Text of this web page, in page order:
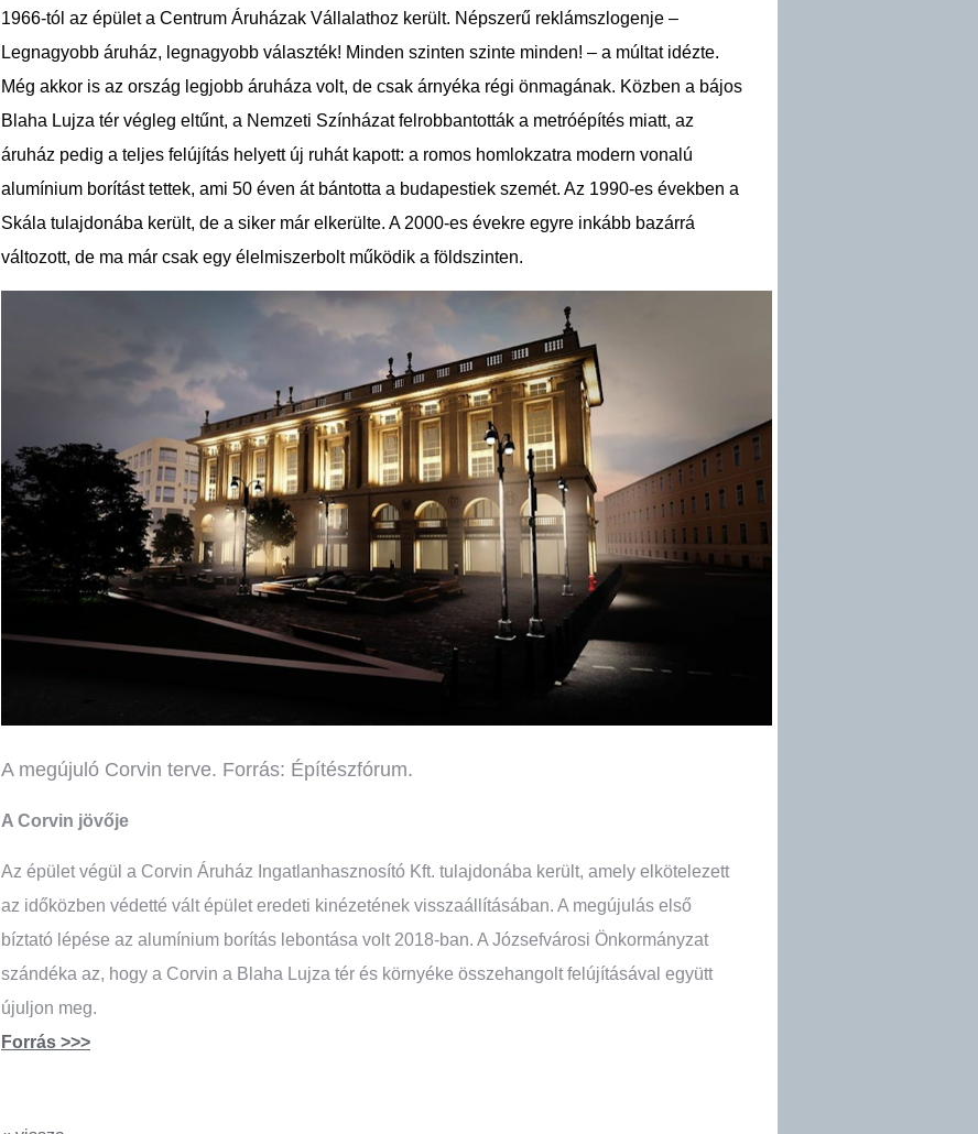
1966-tól az épület a Centrum Áruházak Vállalathoz került. Népszerű reklámszlogenje –
Legnagyobb áruház, legnagyobb választék! Minden szinten szinte minden! – a múltat idézte.
Még akkor is az ország legjobb áruháza volt, de csak árnyéka régi önmagának. Közben a bájos
Blaha Lujza tér végleg eltűnt, a Nemzeti Színházat felrobbantották a metróépítés miatt, az
áruház pedig a teljes felújítás helyett új ruhát kapott: a romos homlokzatra modern vonalú
alumínium borítást tettek, ami 50 éven át bántotta a budapestiek szemét. Az 1990-es években a
Skála tulajdonába került, de a siker már elkerülte. A 2000-es évekre egyre inkább bazárrá
változott, de ma már csak egy élelmiszerbolt működik a földszinten.
A megújuló Corvin terve. Forrás: Építészfórum.
A Corvin jövője
Az épület végül a Corvin Áruház Ingatlanhasznosító Kft. tulajdonába került, amely elkötelezett
az időközben védetté vált épület eredeti kinézetének visszaállításában. A megújulás első
bíztató lépése az alumínium borítás lebontása volt 2018-ban. A Józsefvárosi Önkormányzat
szándéka az, hogy a Corvin a Blaha Lujza tér és környéke összehangolt felújításával együtt
újuljon meg.
Forrás >>>